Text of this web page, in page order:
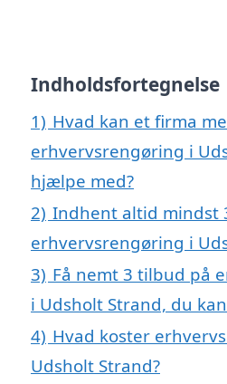
Indholdsfortegnelse
1) Hvad kan et firma
erhvervsrengøring i
hjælpe med?
2) Indhent altid mindst
erhvervsrengøring i
3) Få nemt 3 tilbud på
i Udsholt Strand, du
4) Hvad koster
Udsholt Strand?